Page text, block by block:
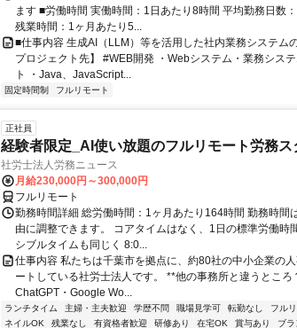
ます ■労働時間 実働時間：1日あたり8時間 平均勤務日数
残業時間：1ヶ月あたり5...
■仕事内容 生成AI（LLM）等を活用した社内業務システム
プロジェクト先】 #WEB開発 ・Webシステム・業務シス
ト ・Java、JavaScript...
固定時間制 フルリモート
正社員
経験者限定_AI使い放題のフルリモート労務ス
社労士法人労務ニュース
月給230,000円～300,000円
フルリモート
勤務時間詳細 総労働時間：1ヶ月あたり164時間 勤務時間
由に調整できます。 コアタイムはなく、1日の標準労働時
シブルタイムも同じく 8:0...
仕事内容 私たちは千葉市を拠点に、約80社の中小企業の
ートしている社労士法人です。 **他の事務所と違うところ
ChatGPT・Google Wo...
ランチタイム 主婦・主夫歓迎 学歴不問 職場見学可 転勤なし フル
ネイルOK
残業なし 有資格者歓迎 研修あり 在宅OK 賞与あり ブ